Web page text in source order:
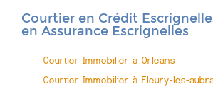
Courtier en Crédit
en Assurance Escrignelles
Courtier Immobilier à Orleans
Courtier Immobilier à Fleury-les-